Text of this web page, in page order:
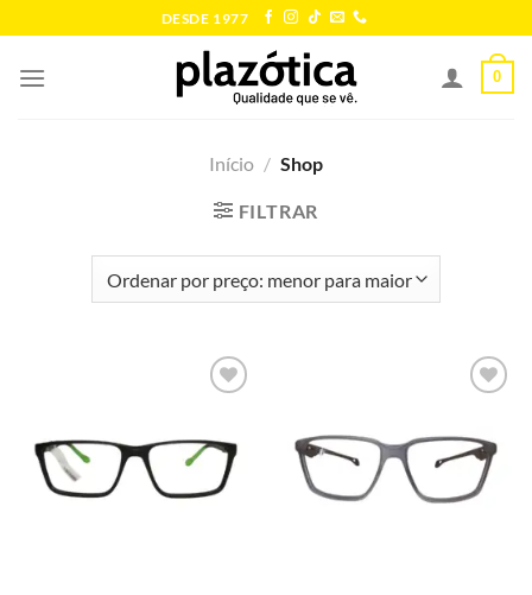
to
content
DESDE 1977
0
Início / Shop
FILTRAR